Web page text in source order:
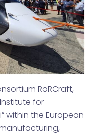
RoRCraft,
for
within the European